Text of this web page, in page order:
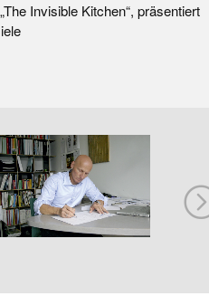
Invisible Kitchen“, präsentiert